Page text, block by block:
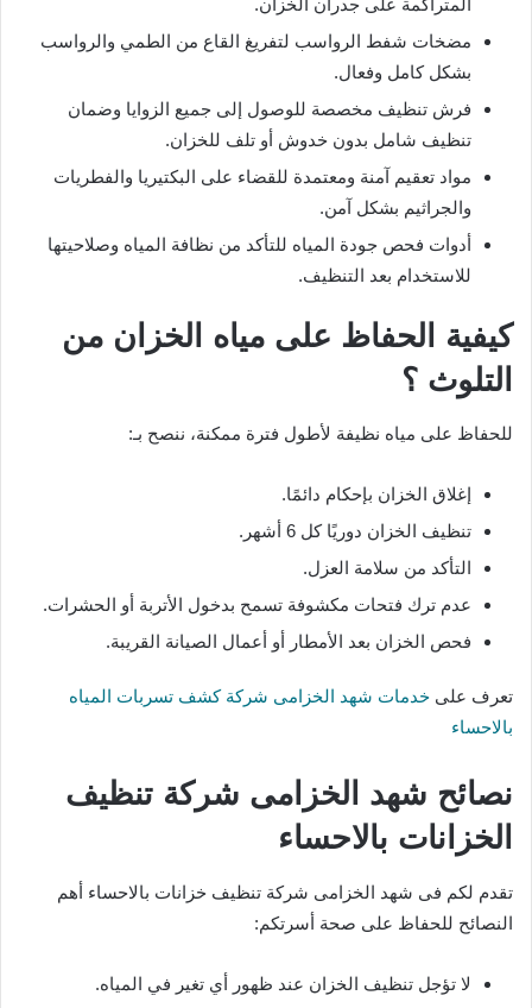
مضخات شفط الرواسب لتفريغ القاع من الطمي والرواسب
بشكل كامل وفعال.
فرش تنظيف مخصصة للوصول إلى جميع الزوايا وضمان
تنظيف شامل بدون خدوش أو تلف للخزان.
مواد تعقيم آمنة ومعتمدة للقضاء على البكتيريا والفطريات
والجراثيم بشكل آمن.
أدوات فحص جودة المياه للتأكد من نظافة المياه وصلاحيتها
للاستخدام بعد التنظيف.
كيفية الحفاظ على مياه الخزان من
التلوث ؟
للحفاظ على مياه نظيفة لأطول فترة ممكنة، ننصح بـ:
إغلاق الخزان بإحكام دائمًا.
تنظيف الخزان دوريًا كل 6 أشهر.
التأكد من سلامة العزل.
عدم ترك فتحات مكشوفة تسمح بدخول الأتربة أو الحشرات.
فحص الخزان بعد الأمطار أو أعمال الصيانة القريبة.
تعرف على خدمات شهد الخزامى شركة كشف تسربات المياه
بالاحساء
نصائح شهد الخزامى شركة تنظيف
الخزانات بالاحساء
تقدم لكم فى شهد الخزامى شركة تنظيف خزانات بالاحساء أهم
النصائح للحفاظ على صحة أسرتكم:
لا تؤجل تنظيف الخزان عند ظهور أي تغير في المياه.